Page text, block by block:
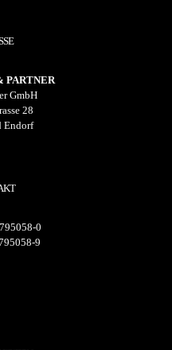
PARTNER
GmbH
28
Endorf
0
9